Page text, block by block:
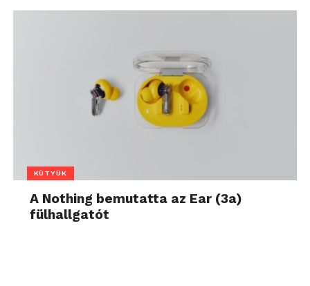
KÜTYÜK
A Nothing bemutatta az Ear (3a)
fülhallgatót